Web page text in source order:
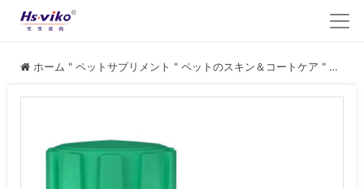
ホーム " ペットサプリメント " ペットのスキン＆コートケア "